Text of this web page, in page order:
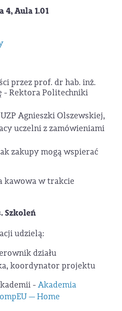
4, Aula 1.01
przez prof. dr hab. inż.
- Rektora Politechniki
Agnieszki Olszewskiej,
uczelni z zamówieniami
zakupy mogą wspierać
kawowa w trakcie
Szkoleń
udzielą:
działu
koordynator projektu
-Akademia
— Home